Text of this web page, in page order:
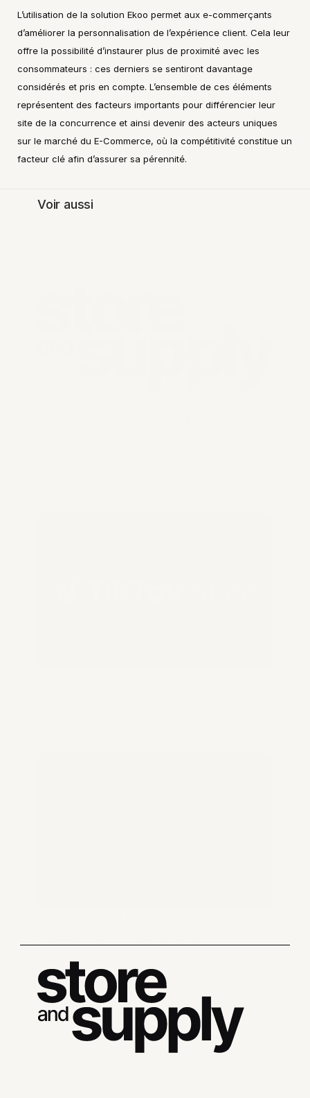
L’utilisation de la solution Ekoo permet aux e-commerçants
d’améliorer la personnalisation de l’expérience client. Cela leur
offre la possibilité d’instaurer plus de proximité avec les
consommateurs : ces derniers se sentiront davantage
considérés et pris en compte. L’ensemble de ces éléments
représentent des facteurs importants pour différencier leur
site de la concurrence et ainsi devenir des acteurs uniques
sur le marché du E-Commerce, où la compétitivité constitue un
facteur clé afin d’assurer sa pérennité.
Voir aussi